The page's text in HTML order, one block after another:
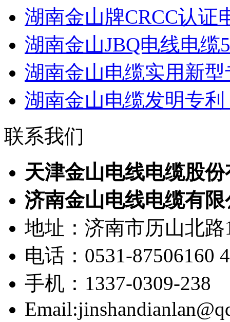
湖南金山牌CRCC认证
湖南金山JBQ电线电缆
湖南金山电缆实用新
湖南金山电缆发明专
联系我们
天津金山电线电缆股
济南金山电线电缆有限
地址：济南市历山北路
电话：0531-87506160
手机：1337-0309-238